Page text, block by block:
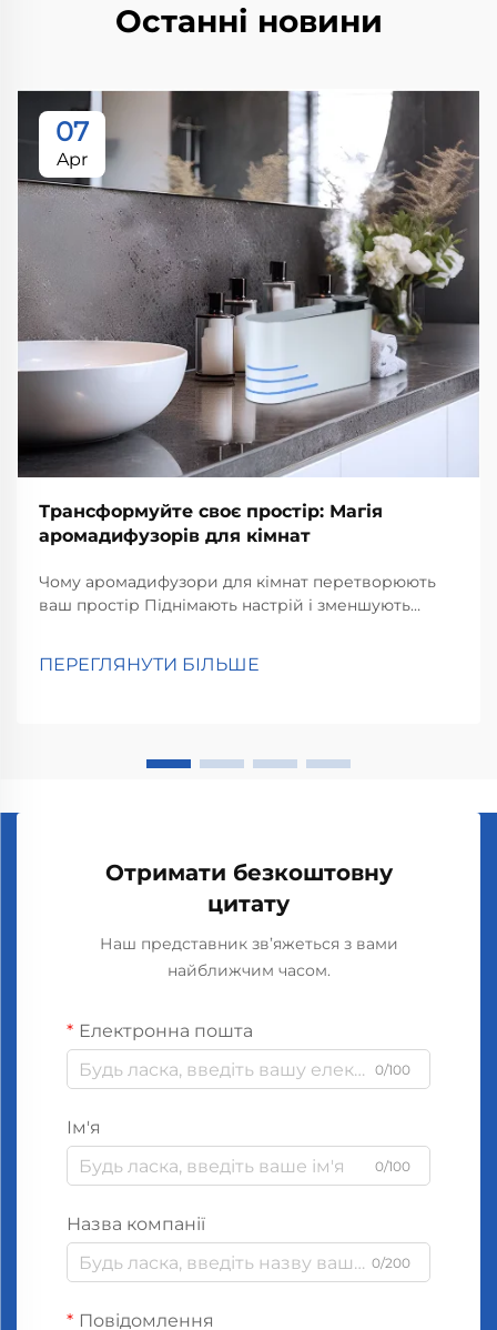
Останні новини
07
Apr
Трансформуйте своє простір: Магія
аромадифузорів для кімнат
Чому аромадифузори для кімнат перетворюють
ваш простір Піднімають настрій і зменшують
згідно з дослідженнями психологів про те, як
ПЕРЕГЛЯНУТИ БІЛЬШЕ
Отримати безкоштовну
цитату
Наш представник зв’яжеться з вами
найближчим часом.
Електронна пошта
0/100
Ім'я
0/100
Назва компанії
0/200
Повідомлення